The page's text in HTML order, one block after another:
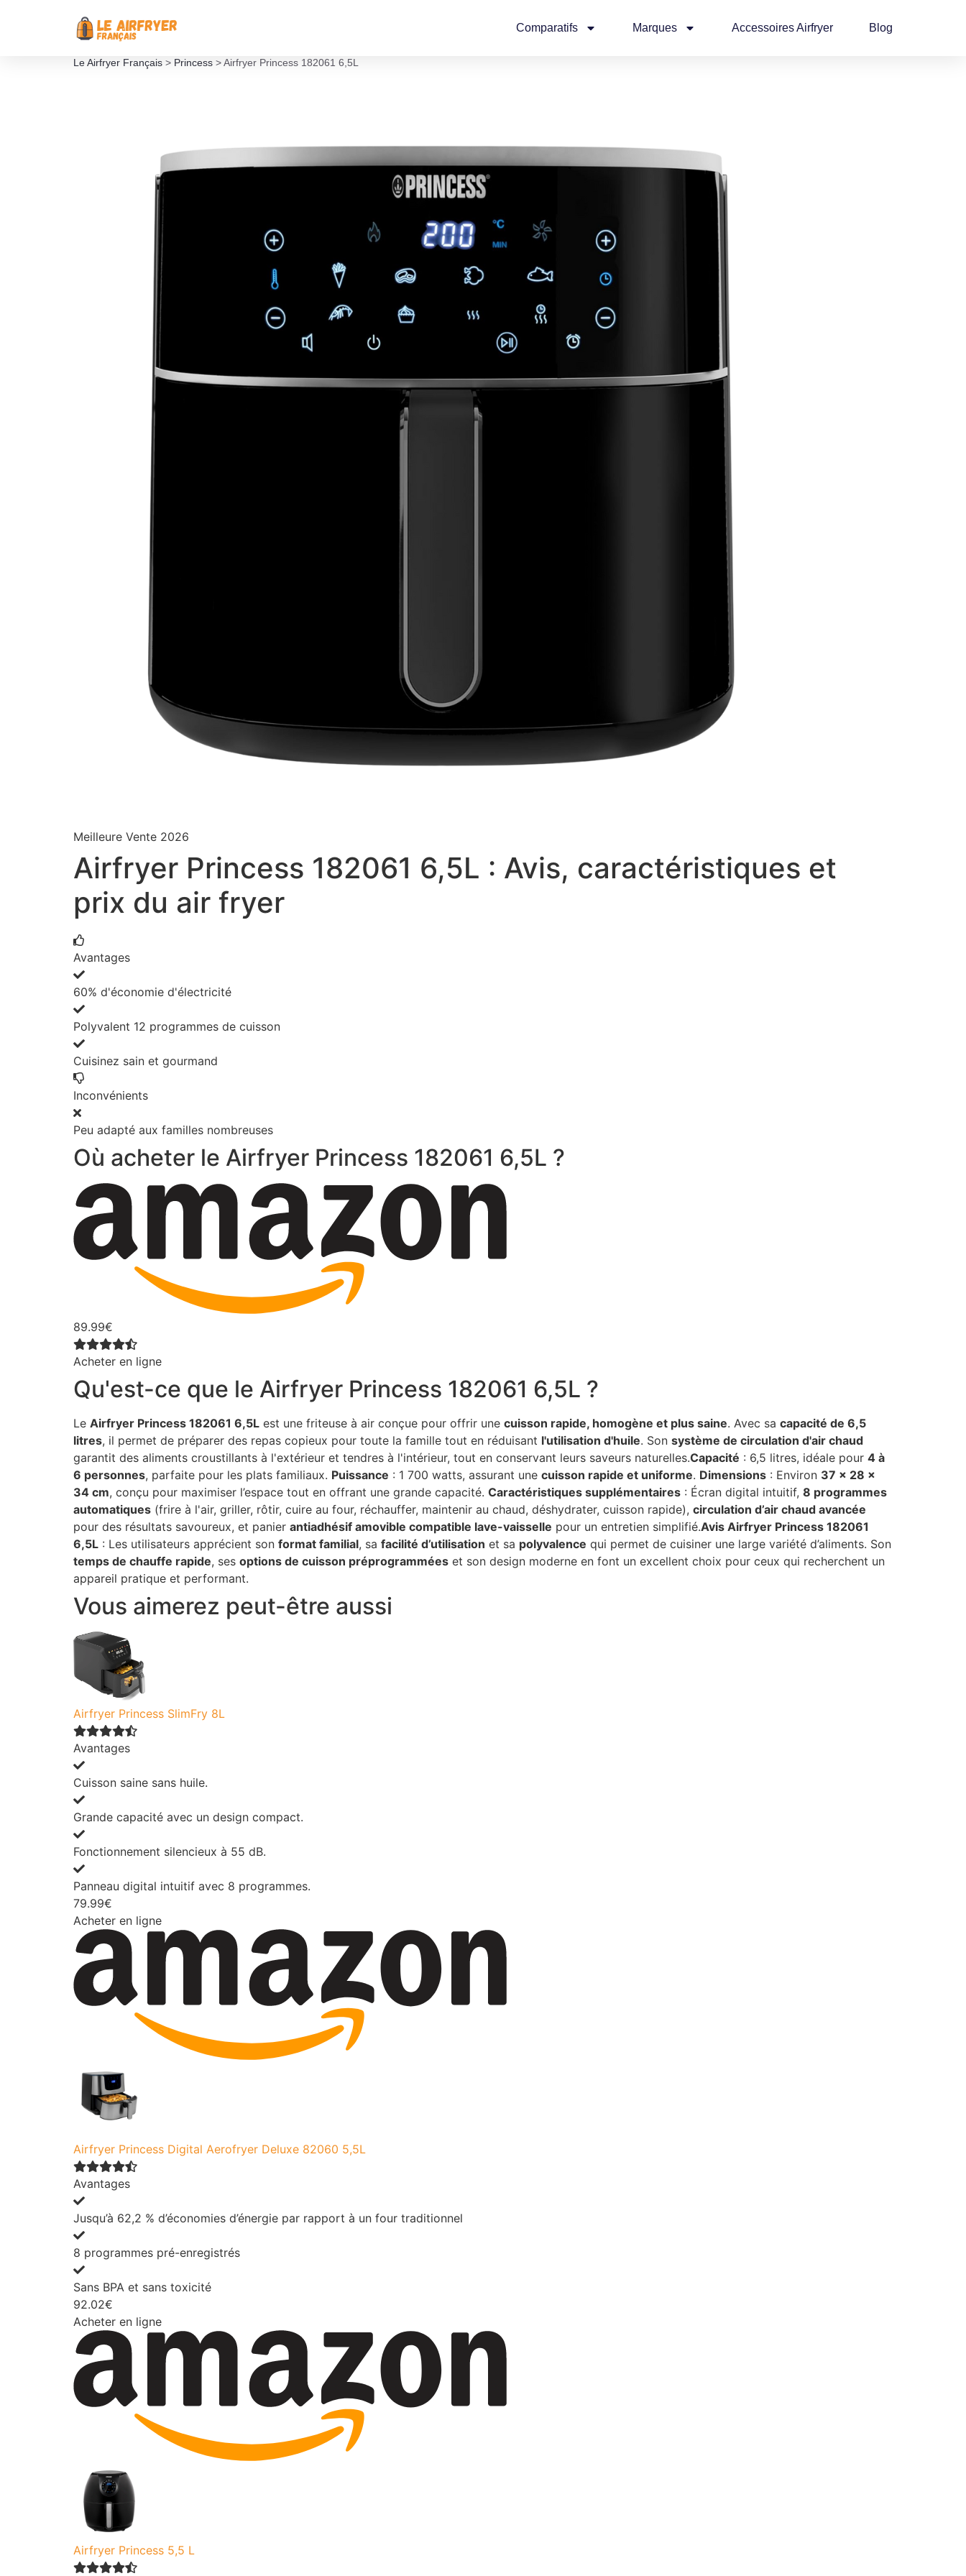
Comparatifs Marques Accessoires Airfryer Blog
Le Airfryer Français > Princess > Airfryer Princess 182061 6,5L
Meilleure Vente 2026
Airfryer Princess 182061 6,5L : Avis, caractéristiques et
prix du air fryer
Avantages
60% d'économie d'électricité
Polyvalent 12 programmes de cuisson
Cuisinez sain et gourmand
Inconvénients
Peu adapté aux familles nombreuses
Où acheter le Airfryer Princess 182061 6,5L ?
89.99€
Acheter en ligne
Qu'est-ce que le Airfryer Princess 182061 6,5L ?
Le Airfryer Princess 182061 6,5L est une friteuse à air conçue pour offrir une cuisson rapide, homogène et plus saine. Avec sa capacité de 6,5
litres, il permet de préparer des repas copieux pour toute la famille tout en réduisant l'utilisation d'huile. Son système de circulation d'air chaud
garantit des aliments croustillants à l'extérieur et tendres à l'intérieur, tout en conservant leurs saveurs naturelles.Capacité : 6,5 litres, idéale pour 4 à
6 personnes, parfaite pour les plats familiaux. Puissance : 1 700 watts, assurant une cuisson rapide et uniforme. Dimensions : Environ 37 x 28 x
34 cm, conçu pour maximiser l’espace tout en offrant une grande capacité. Caractéristiques supplémentaires : Écran digital intuitif, 8 programmes
automatiques (frire à l'air, griller, rôtir, cuire au four, réchauffer, maintenir au chaud, déshydrater, cuisson rapide), circulation d’air chaud avancée
pour des résultats savoureux, et panier antiadhésif amovible compatible lave-vaisselle pour un entretien simplifié.Avis Airfryer Princess 182061
6,5L : Les utilisateurs apprécient son format familial, sa facilité d’utilisation et sa polyvalence qui permet de cuisiner une large variété d’aliments. Son
temps de chauffe rapide, ses options de cuisson préprogrammées et son design moderne en font un excellent choix pour ceux qui recherchent un
appareil pratique et performant.
Vous aimerez peut-être aussi
Airfryer Princess SlimFry 8L
Avantages
Cuisson saine sans huile.
Grande capacité avec un design compact.
Fonctionnement silencieux à 55 dB.
Panneau digital intuitif avec 8 programmes.
79.99€
Acheter en ligne
Airfryer Princess Digital Aerofryer Deluxe 82060 5,5L
Avantages
Jusqu’à 62,2 % d’économies d’énergie par rapport à un four traditionnel
8 programmes pré-enregistrés
Sans BPA et sans toxicité
92.02€
Acheter en ligne
Airfryer Princess 5,5 L